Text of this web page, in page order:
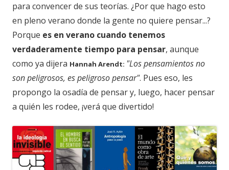
para convencer de sus teorías. ¿Por que hago esto
en pleno verano donde la gente no quiere pensar...?
Porque es en verano cuando tenemos
verdaderamente tiempo para pensar, aunque
como ya dijera Hannah Arendt: "Los pensamientos no
son peligrosos, es peligroso pensar". Pues eso, les
propongo la osadía de pensar y, luego, hacer pensar
a quién les rodee, ¡verá que divertido!